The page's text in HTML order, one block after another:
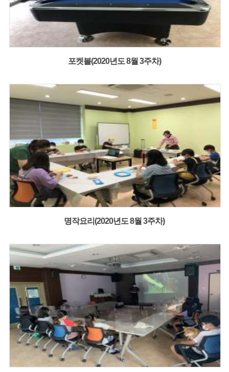
포켓볼(2020년도 8월 3주차)
명작요리(2020년도 8월 3주차)